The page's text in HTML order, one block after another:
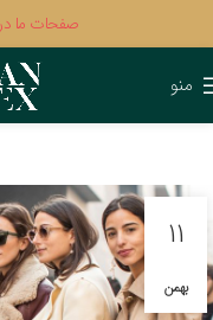
صفحات ما
منو
11
بهمن